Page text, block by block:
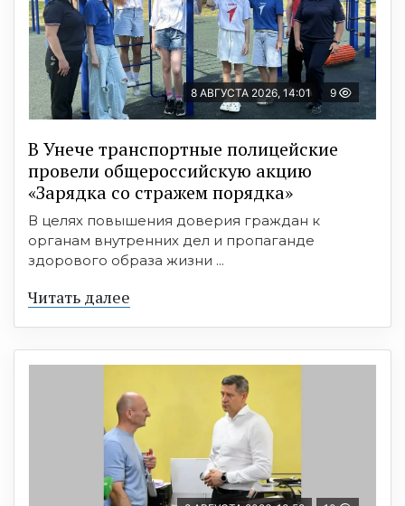
8 АВГУСТА 2026, 14:01 9
В Унече транспортные полицейские
провели общероссийскую акцию
«Зарядка со стражем порядка»
В целях повышения доверия граждан к
органам внутренних дел и пропаганде
здорового образа жизни ...
Читать далее